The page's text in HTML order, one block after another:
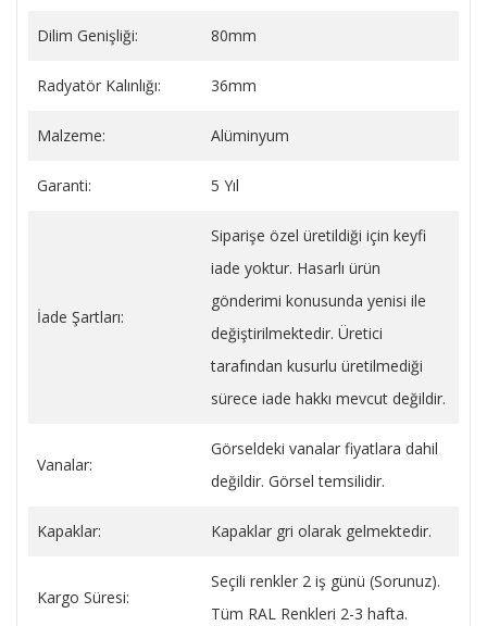
Dilim Genişliği: 80mm
Radyatör Kalınlığı: 36mm
Malzeme: Alüminyum
Garanti: 5 Yıl
İade Şartları:
Siparişe özel üretildiği için keyfi
iade yoktur. Hasarlı ürün
gönderimi konusunda yenisi ile
değiştirilmektedir. Üretici
tarafından kusurlu üretilmediği
sürece iade hakkı mevcut değildir.
Vanalar:
Görseldeki vanalar fiyatlara dahil
değildir. Görsel temsilidir.
Kapaklar: Kapaklar gri olarak gelmektedir.
Kargo Süresi:
Seçili renkler 2 iş günü (Sorunuz).
Tüm RAL Renkleri 2-3 hafta.